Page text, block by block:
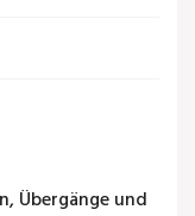
Übergänge und